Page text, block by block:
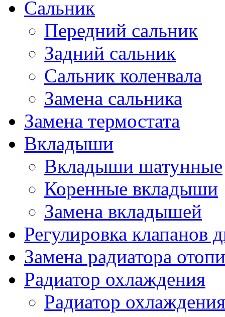
Сальник
Передний сальник
Задний сальник
Сальник коленвала
Замена сальника
Замена термостата
Вкладыши
Вкладыши шатунные
Коренные вкладыши
Замена вкладышей
Регулировка клапанов
Замена радиатора
Радиатор охлаждения
Радиатор